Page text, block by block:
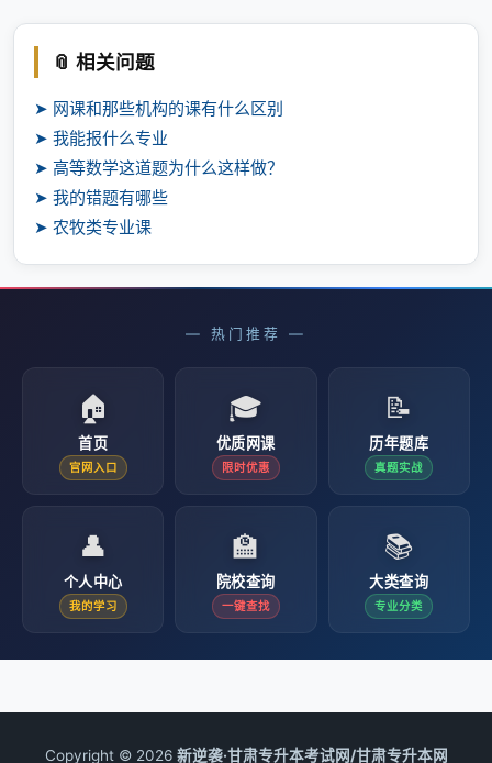
📎 相关问题
➤ 网课和那些机构的课有什么区别
➤ 我能报什么专业
➤ 高等数学这道题为什么这样做？
➤ 我的错题有哪些
➤ 农牧类专业课
— 热门推荐 —
🏠
首页
官网入口
🎓
优质网课
限时优惠
📝
历年题库
真题实战
👤
个人中心
我的学习
🏫
院校查询
一键查找
📚
大类查询
专业分类
Copyright © 2026 新逆袭·甘肃专升本考试网/甘肃专升本网